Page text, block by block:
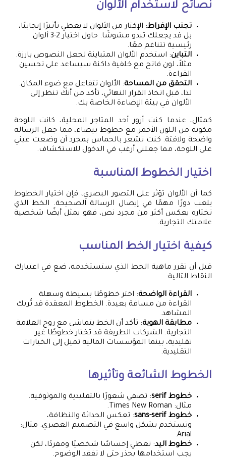
نصائح لاستخدام الألوان
تجنب الإفراط: الإكثار من الألوان لا يعطي تأثيرًا إيجابيًا،
بل قد يجعلك تبدو مشوشًا. حاول اختيار 2-3 ألوان
رئيسية تتناغم معًا.
التباين: استخدم الألوان المتباينة لجعل النصوص بارزة.
مثلاً، لون فاتح مع خلفية داكنة سيساعد على تحسين
القراءة.
التحقق من المساحة: الألوان تتفاعل مع ضوء المكان.
لذا، قبل اتخاذ القرار النهائي، تأكد من أنك تنظر إلى
الألوان في بيئة الإضاءة الخاصة بك.
كمثال، عندما كنت أزور أحد المتاجر المحلية، كانت اللوحة
مكونة من اللون الأحمر مع خطوط بيضاء، مما جعل الرسالة
واضحة ولافتة. كنت تشعر بالحماس بمجرد أن وضعت عيني
على اللوحة، مما جعلني أرغب في الدخول للاستكشاف.
اختيار الخطوط المناسبة
كما أن الألوان تؤثر على التصور البصري، فإن اختيار الخطوط
يلعب دورًا مهمًا في إيصال الرسالة الصحيحة. الخط الذي
تختاره يعكس أكثر من مجرد نص، فهو يمثل أيضًا شخصية
علامتك التجارية.
كيفية اختيار الخط المناسب
قبل أن تقرر ماهية الخط الذي ستستخدمه، ضع في اعتبارك
النقاط التالية:
القراءة الواضحة: اختر خطوطًا بسيطة وسهلة
القراءة من مسافة بعيدة. الخطوط المعقدة قد تُربك
المشاهد.
مطابقة الهوية: تأكد أن الخط يتماشى مع روح العلامة
التجارية. الشركات الطريفة قد تختار خطوطًا غير
تقليدية، بينما المؤسسات المالية تميل إلى الخيارات
التقليدية.
الخطوط الشائعة وتأثيرها
خطوط serif
: تضفي شعورًا بالتقليدية والموثوقية.
مثال: Times New Roman.
خطوط sans-serif
: تعكس الحداثة والنظافة،
وتستخدم بشكل واسع في التصميم العصري. مثال:
Arial.
خطوط اليد: تعطي إحساسًا شخصيًا ومفردًا، لكن
يجب استخدامها بحذر حتى لا تفقد الوضوح.